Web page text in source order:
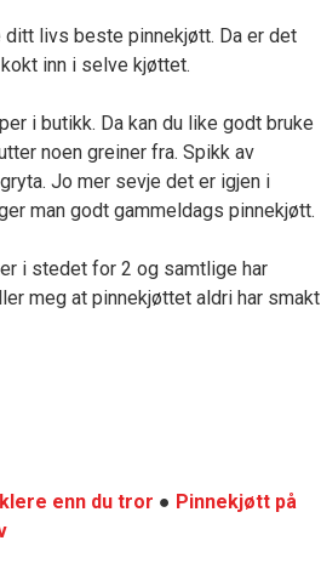
livs beste pinnekjøtt. Da er det
inn i selve kjøttet.
i butikk. Da kan du like godt bruke
noen greiner fra. Spikk av
Jo mer sevje det er igjen i
man godt gammeldags pinnekjøtt.
i stedet for 2 og samtlige har
meg at pinnekjøttet aldri har smakt
enn du tror ● Pinnekjøtt på